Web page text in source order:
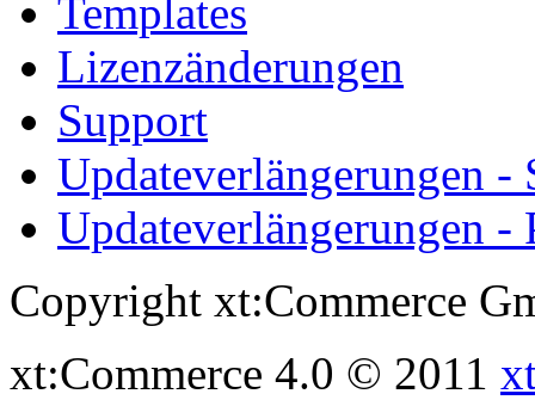
Templates
Lizenzänderungen
Support
Updateverlängerungen -
Updateverlängerungen -
Copyright xt:Commerce
xt:Commerce 4.0 © 2011